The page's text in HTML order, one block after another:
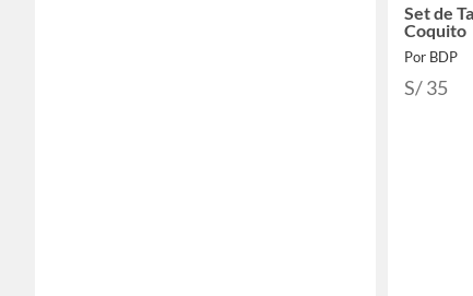
Set de
Coquito
Por BDP
S/ 35